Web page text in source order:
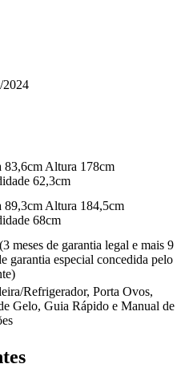
2024
83,6cm Altura 178cm
62,3cm
89,3cm Altura 184,5cm
68cm
meses de garantia legal e mais 9
garantia especial concedida pelo
Refrigerador, Porta Ovos,
Gelo, Guia Rápido e Manual de